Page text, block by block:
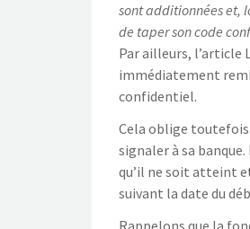
sont additionnées et,
de taper son code
Par ailleurs,
immédiatement
confidentiel.
Cela oblige
signaler à sa
qu’il ne soit atteint
suivant la date du
Rappelons que la